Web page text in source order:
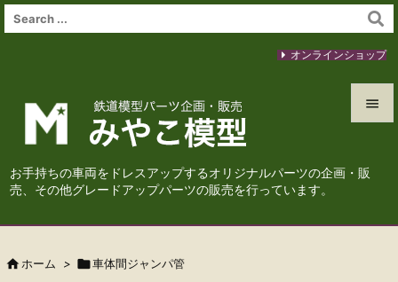
お手持ちの車両をドレスアップするオリジナルパーツの企画・販
売、その他グレードアップパーツの販売を行っています。



オンラインショップ
 ホーム > 車体間ジャンパ管